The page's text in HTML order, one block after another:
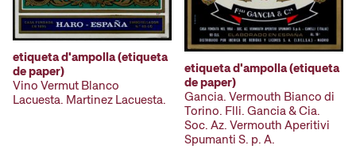
etiqueta d'ampolla (etiqueta
de paper)
Vino Vermut Blanco
Lacuesta. Martinez Lacuesta.
etiqueta d'ampolla (etiqueta
de paper)
Gancia. Vermouth Bianco di
Torino. Flli. Gancia & Cia.
Soc. Az. Vermouth Aperitivi
Spumanti S. p. A.